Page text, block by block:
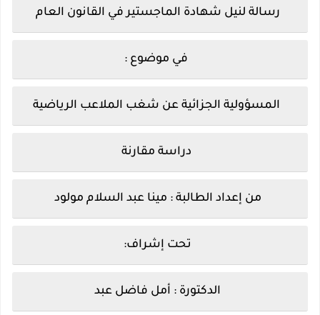
رسالة لنيل شهادة الماجستير في القانون العام
في موضوع :
المسؤولية الجزائية عن شغب الملاعب الرياضية
دراسة مقارنة
من إعداد الطالبة : مينا عبد السلام مولود
تحت إشراف:
الدكتورة : أمل فاضل عبد